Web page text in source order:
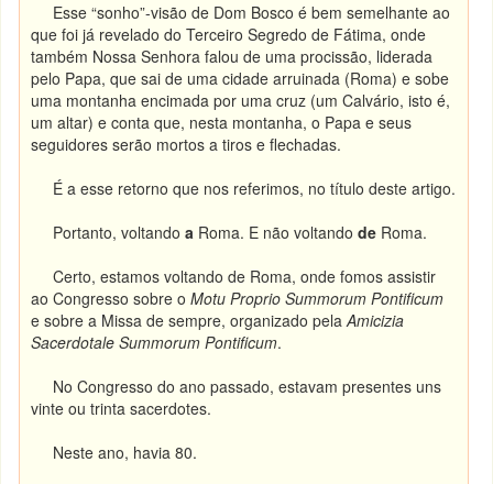
Esse “sonho”-visão de Dom Bosco é bem semelhante ao
que foi já revelado do Terceiro Segredo de Fátima, onde
também Nossa Senhora falou de uma procissão, liderada
pelo Papa, que sai de uma cidade arruinada (Roma) e sobe
uma montanha encimada por uma cruz (um Calvário, isto é,
um altar) e conta que, nesta montanha, o Papa e seus
seguidores serão mortos a tiros e flechadas.
É a esse retorno que nos referimos, no título deste artigo.
Portanto, voltandoa Roma. E não voltando de Roma.
Certo, estamos voltando de Roma, onde fomos assistir
ao Congresso sobre oMotu Proprio Summorum Pontificum
e sobre a Missa de sempre, organizado pelaAmicizia
Sacerdotale Summorum Pontificum.
No Congresso do ano passado, estavam presentes uns
vinte ou trinta sacerdotes.
Neste ano, havia 80.